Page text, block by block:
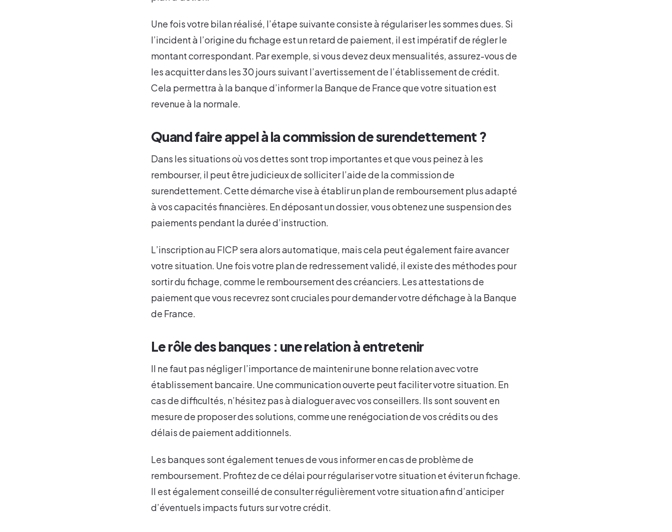
Une fois votre bilan réalisé, l’étape suivante consiste à régulariser les sommes dues. Si
l’incident à l’origine du fichage est un retard de paiement, il est impératif de régler le
montant correspondant. Par exemple, si vous devez deux mensualités, assurez-vous de
les acquitter dans les 30 jours suivant l’avertissement de l’établissement de crédit.
Cela permettra à la banque d’informer la Banque de France que votre situation est
revenue à la normale.
Quand faire appel à la commission de surendettement ?
Dans les situations où vos dettes sont trop importantes et que vous peinez à les
rembourser, il peut être judicieux de solliciter l’aide de la commission de
surendettement. Cette démarche vise à établir un plan de remboursement plus adapté
à vos capacités financières. En déposant un dossier, vous obtenez une suspension des
paiements pendant la durée d’instruction.
L’inscription au FICP sera alors automatique, mais cela peut également faire avancer
votre situation. Une fois votre plan de redressement validé, il existe des méthodes pour
sortir du fichage, comme le remboursement des créanciers. Les attestations de
paiement que vous recevrez sont cruciales pour demander votre défichage à la Banque
de France.
Le rôle des banques : une relation à entretenir
Il ne faut pas négliger l’importance de maintenir une bonne relation avec votre
établissement bancaire. Une communication ouverte peut faciliter votre situation. En
cas de difficultés, n’hésitez pas à dialoguer avec vos conseillers. Ils sont souvent en
mesure de proposer des solutions, comme une renégociation de vos crédits ou des
délais de paiement additionnels.
Les banques sont également tenues de vous informer en cas de problème de
remboursement. Profitez de ce délai pour régulariser votre situation et éviter un fichage.
Il est également conseillé de consulter régulièrement votre situation afin d’anticiper
d’éventuels impacts futurs sur votre crédit.